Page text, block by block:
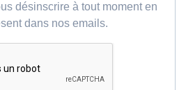
désinscrire à tout moment en
dans nos emails.